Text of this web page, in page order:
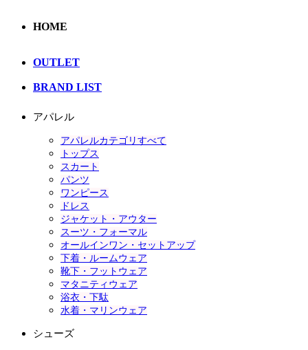
HOME
OUTLET
BRAND LIST
アパレル
アパレルカテゴリすべて
トップス
スカート
パンツ
ワンピース
ドレス
ジャケット・アウター
スーツ・フォーマル
オールインワン・セットアップ
下着・ルームウェア
靴下・フットウェア
マタニティウェア
浴衣・下駄
水着・マリンウェア
シューズ